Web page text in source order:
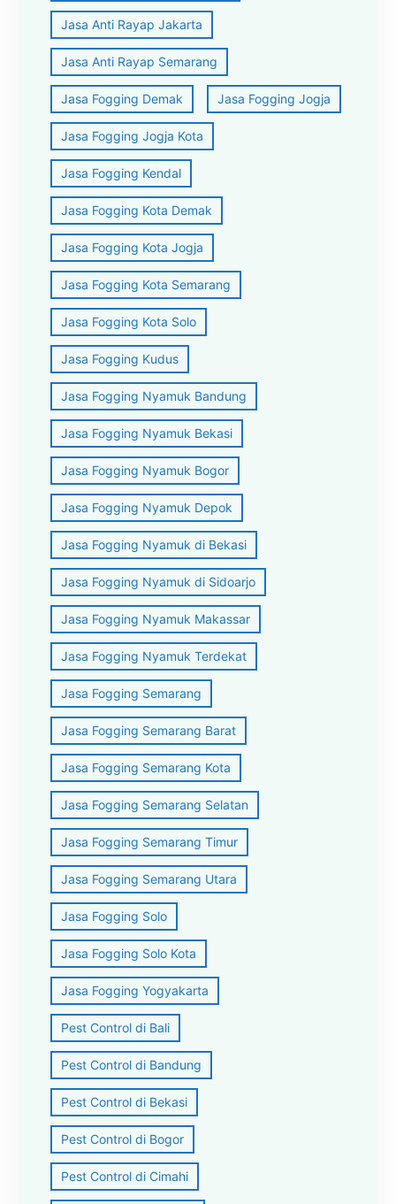
Jasa Anti Rayap Jakarta
Jasa Anti Rayap Semarang
Jasa Fogging Demak Jasa Fogging Jogja
Jasa Fogging Jogja Kota
Jasa Fogging Kendal
Jasa Fogging Kota Demak
Jasa Fogging Kota Jogja
Jasa Fogging Kota Semarang
Jasa Fogging Kota Solo
Jasa Fogging Kudus
Jasa Fogging Nyamuk Bandung
Jasa Fogging Nyamuk Bekasi
Jasa Fogging Nyamuk Bogor
Jasa Fogging Nyamuk Depok
Jasa Fogging Nyamuk di Bekasi
Jasa Fogging Nyamuk di Sidoarjo
Jasa Fogging Nyamuk Makassar
Jasa Fogging Nyamuk Terdekat
Jasa Fogging Semarang
Jasa Fogging Semarang Barat
Jasa Fogging Semarang Kota
Jasa Fogging Semarang Selatan
Jasa Fogging Semarang Timur
Jasa Fogging Semarang Utara
Jasa Fogging Solo
Jasa Fogging Solo Kota
Jasa Fogging Yogyakarta
Pest Control di Bali
Pest Control di Bandung
Pest Control di Bekasi
Pest Control di Bogor
Pest Control di Cimahi